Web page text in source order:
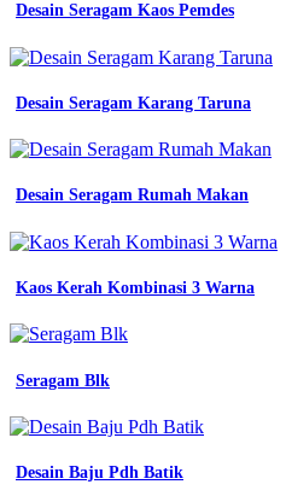
Desain Seragam Kaos Pemdes
Desain Seragam Karang Taruna
Desain Seragam Rumah Makan
Kaos Kerah Kombinasi 3 Warna
Seragam Blk
Desain Baju Pdh Batik